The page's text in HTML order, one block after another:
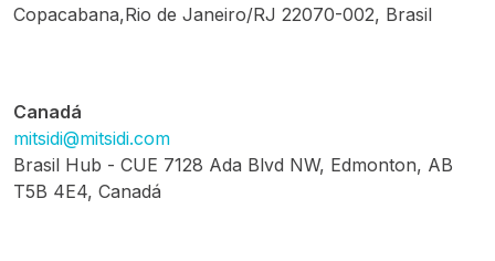
Copacabana,Rio de Janeiro/RJ 22070-002, Brasil
Canadá
mitsidi@mitsidi.com
Brasil Hub - CUE 7128 Ada Blvd NW, Edmonton, AB
T5B 4E4, Canadá